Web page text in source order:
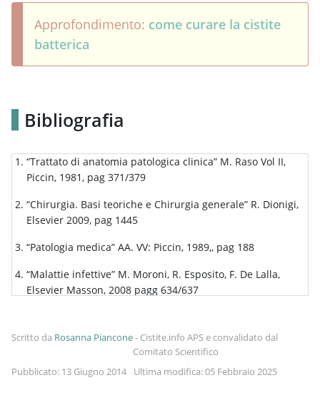
Approfondimento: come curare la cistite
batterica
Bibliografia
“Trattato di anatomia patologica clinica” M. Raso Vol II,
Piccin, 1981, pag 371/379
“Chirurgia. Basi teoriche e Chirurgia generale” R. Dionigi,
Elsevier 2009, pag 1445
“Patologia medica” AA. VV: Piccin, 1989,, pag 188
“Malattie infettive” M. Moroni, R. Esposito, F. De Lalla,
Elsevier Masson, 2008 pagg 634/637
pag 917
“Manuale di Chirurgia Generale” (2 voll.) G. Fegiz, D.
Marrano, U. Ruberti , Piccin 1996, pag 2799
Scritto da Rosanna Piancone- Cistite.info APS e convalidato dal
Comitato Scientifico
Pubblicato: 13 Giugno 2014
Ultima modifica: 05 Febbraio 2025